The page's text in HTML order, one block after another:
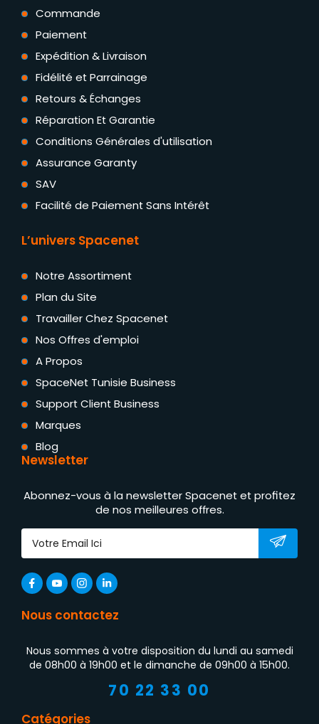
Commande
Paiement
Expédition & Livraison
Fidélité et Parrainage
Retours & Échanges
Réparation Et Garantie
Conditions Générales d'utilisation
Assurance Garanty
SAV
Facilité de Paiement Sans Intérêt
L’univers Spacenet
Notre Assortiment
Plan du Site
Travailler Chez Spacenet
Nos Offres d'emploi
A Propos
SpaceNet Tunisie Business
Support Client Business
Marques
Blog
Newsletter
Abonnez-vous à la newsletter Spacenet et profitez
de nos meilleures offres.
Nous contactez
Nous sommes à votre disposition du lundi au samedi
de 08h00 à 19h00 et le dimanche de 09h00 à 15h00.
70 22 33 00
Catégories